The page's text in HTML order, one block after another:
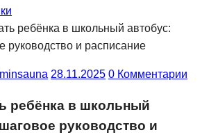
ребёнка в школьный автобус:
руководство и расписание
28.11.2025 0 Комментарии
ребёнка в школьный
руководство и